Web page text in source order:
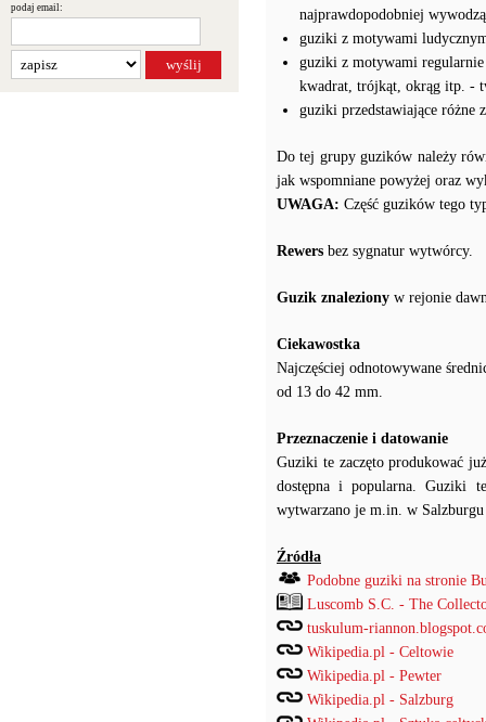
podaj email:
najprawdopodobniej
guziki z motywami
guziki z motywami
kwadrat, trójkąt, okrąg itp. -
guziki przedstawiające
Do tej grupy guzików należy
jak wspomniane powyżej oraz
UWAGA: Część guzików tego
Rewers bez sygnatur wytwórcy.
Guzik znaleziony w rejonie
Ciekawostka
Najczęściej odnotowywane
od 13 do 42 mm.
Przeznaczenie i datowanie
Guziki te zaczęto produkować
dostępna i popularna. Guziki
wytwarzano je m.in. w
Źródła
Podobne guziki na stronie
Luscomb S.C. - The
tuskulum-
Wikipedia.pl - Celtowie
Wikipedia.pl - Pewter
Wikipedia.pl - Salzburg